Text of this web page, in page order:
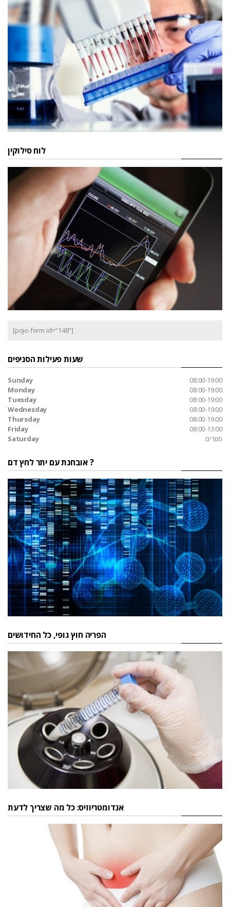
לוח סילוקין
[pojo-form id="148"]
שעות פעילות הסניפים
Sunday
08:00-19:00
Monday
08:00-19:00
Tuesday
08:00-19:00
Wednesday
08:00-19:00
Thursday
08:00-19:00
Friday
08:00-13:00
Saturday
סגורים
אובחנת עם יתר לחץ דם ?
הפריה חוץ גופי, כל החידושים
אנדומטריוזיס: כל מה שצריך לדעת